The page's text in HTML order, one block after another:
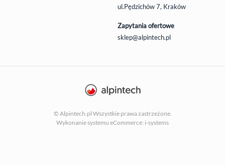
ul.Pędzichów 7, Kraków
Zapytania ofertowe
sklep@alpintech.pl
© Alpintech.pl Wszystkie prawa zastrzeżone.
Wykonanie systemu eCommerce: i-systems